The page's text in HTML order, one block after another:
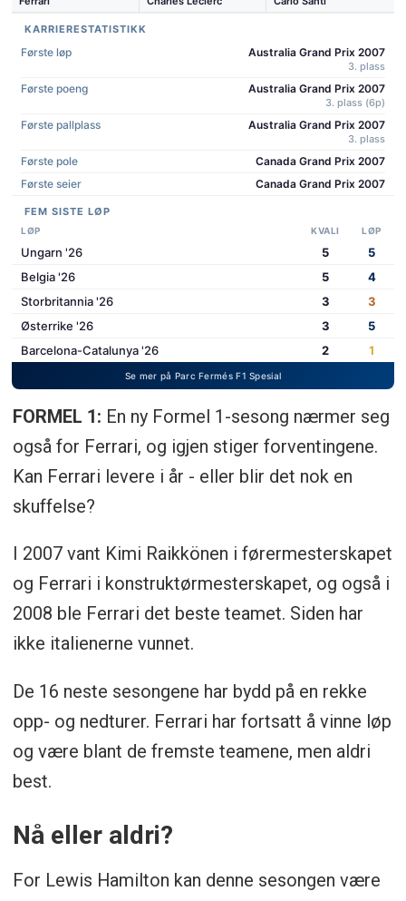
FORMEL 1: En ny Formel 1-sesong nærmer seg
også for Ferrari, og igjen stiger forventingene.
Kan Ferrari levere i år - eller blir det nok en
skuffelse?
I 2007 vant Kimi Raikkönen i førermesterskapet
og Ferrari i konstruktørmesterskapet, og også i
2008 ble Ferrari det beste teamet. Siden har
ikke italienerne vunnet.
De 16 neste sesongene har bydd på en rekke
opp- og nedturer. Ferrari har fortsatt å vinne løp
og være blant de fremste teamene, men aldri
best.
Nå eller aldri?
For Lewis Hamilton kan denne sesongen være